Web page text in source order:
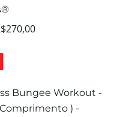
270,00
Bungee Workout -
) -